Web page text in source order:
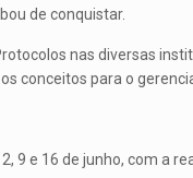
de conquistar.
nas diversas
conceitos para o
e 16 de junho, com a